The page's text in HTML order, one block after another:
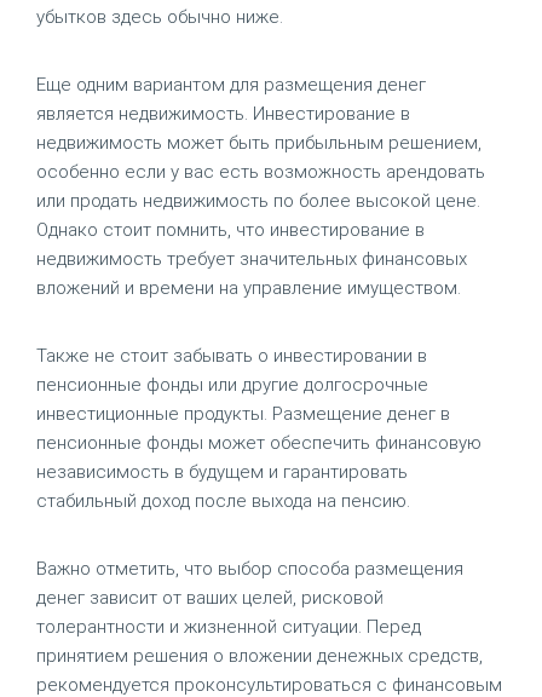
убытков здесь обычно ниже.
Еще одним вариантом для размещения денег
является недвижимость. Инвестирование в
недвижимость может быть прибыльным решением,
особенно если у вас есть возможность арендовать
или продать недвижимость по более высокой цене.
Однако стоит помнить, что инвестирование в
недвижимость требует значительных финансовых
вложений и времени на управление имуществом.
Также не стоит забывать о инвестировании в
пенсионные фонды или другие долгосрочные
инвестиционные продукты. Размещение денег в
пенсионные фонды может обеспечить финансовую
независимость в будущем и гарантировать
стабильный доход после выхода на пенсию.
Важно отметить, что выбор способа размещения
денег зависит от ваших целей, рисковой
толерантности и жизненной ситуации. Перед
принятием решения о вложении денежных средств,
рекомендуется проконсультироваться с финансовым